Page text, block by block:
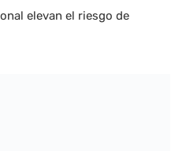
elevan el riesgo de